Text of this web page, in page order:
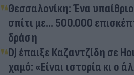
Θεσσαλονίκη: Ένα
σπίτι με... 500.000
δράση
DJ έπαιξε Καζαντζίδη σε
χαμό: «Είναι ιστορία κι ο